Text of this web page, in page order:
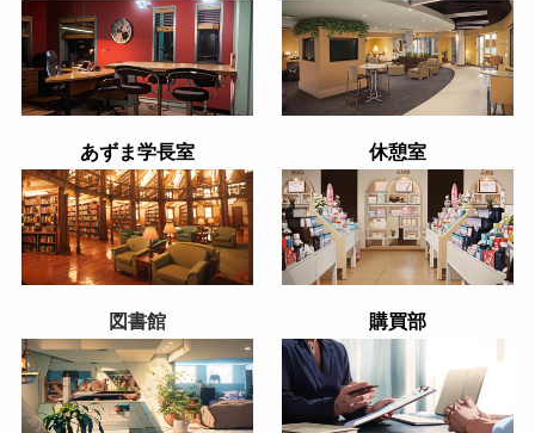
あずま学長室 休憩室
図書館 購買部